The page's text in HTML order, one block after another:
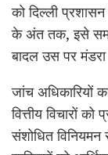
को दिल्ली
के अंत तक, इसे
बादल उस पर
जांच अधिकारियों
वित्तीय विचारों
संशोधित